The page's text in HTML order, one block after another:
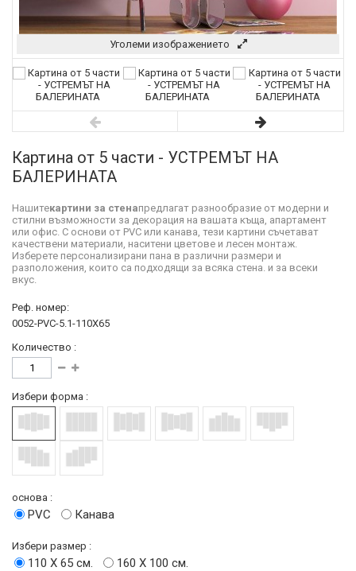
Уголеми изображението
Картина от 5 части - УСТРЕМЪТ НА
БАЛЕРИНАТА
Нашитекартини за стенапредлагат разнообразие от модерни и
стилни възможности за декорация на вашата къща, апартамент
или офис. С основи от PVC или канава, тези картини съчетават
качествени материали, наситени цветове и лесен монтаж.
Изберете персонализирани пана в различни размери и
разположения, които са подходящи за всяка стена. и за всеки
вкус.
Реф. номер:
0052-PVC-5.1-110X65
Количество :
Избери форма :
основа :
PVC Канава
Избери размер :
110 Х 65 см. 160 Х 100 см.